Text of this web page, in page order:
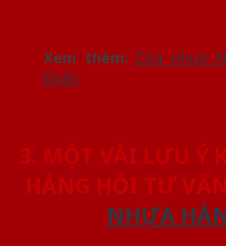
Xem thêm: Cửa nhựa
Quốc
3. MỘT VÀI LƯU Ý
HÀNG HỎI TƯ VẤN
NHỰA